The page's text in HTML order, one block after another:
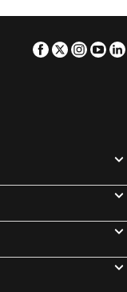
Station
Facebook
Twitter